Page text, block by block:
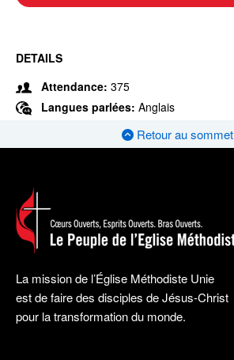
DETAILS
Attendance: 375
Langues parlées: Anglais
Retour au sommet
La mission de l’Église Méthodiste Unie
est de faire des disciples de Jésus-Christ
pour la transformation du monde.